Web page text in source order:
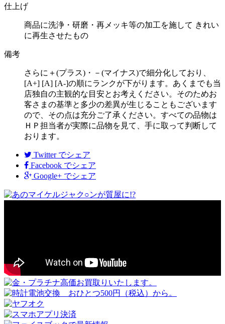
仕上げ
商品に洗浄・研磨・再メッキ等の加工を施して きれい
に再生させたもの
備考
さらに＋(プラス)・－(マイナス)で細分化しており、
[A+] [A] [A-]の順にランクが下がります。あくまでも当
店独自の主観的な目安とお考えください。そのためお
客さまの基準と多少の差異が生じることもございます
ので、その点は充分ご了承ください。すべての品物は
ＨＰ担当者が実際に品物を見て、手に取って判断して
おります。
Twitter でシェア
Facebook でシェア
Google+ でシェア